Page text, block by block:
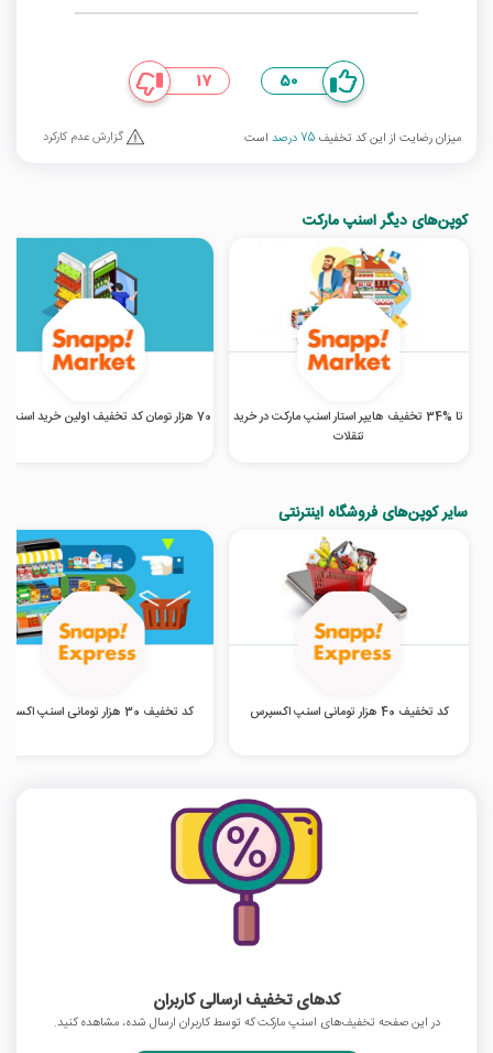
50
17
میزان رضایت از این کد تخفیف 75 درصد است گزارش عدم کارکرد
کوپن‌های دیگر اسنپ مارکت
تا %34 تخفیف هایپر استار اسنپ مارکت در خرید
تنقلات
70 هزار تومان کد تخفیف اولین خرید اسنپ مارکت
سایر کوپن‌های فروشگاه اینترنتی
کد تخفیف 40 هزار تومانی اسنپ اکسپرس کد تخفیف 30 هزار تومانی اسنپ اکسپرس
کدهای تخفیف ارسالی کاربران
در این صفحه تخفیف‌های اسنپ مارکت که توسط کاربران ارسال شده، مشاهده کنید.